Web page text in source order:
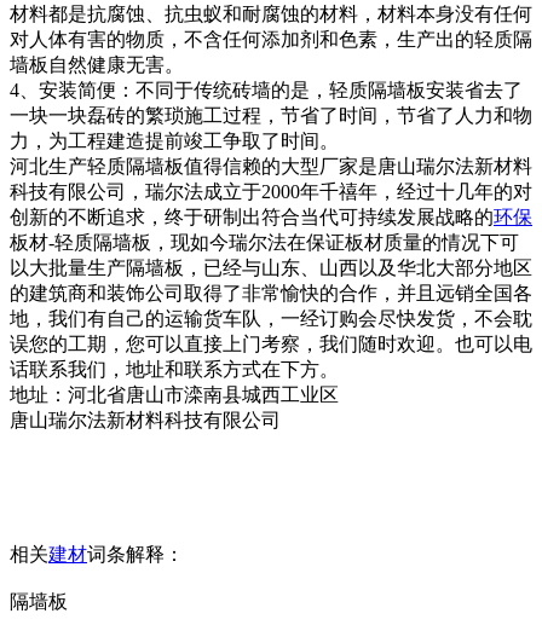
材料都是抗腐蚀、抗虫蚁和耐腐蚀的材料，材料本身没有任何
对人体有害的物质，不含任何添加剂和色素，生产出的轻质隔
墙板自然健康无害。
4、安装简便：不同于传统砖墙的是，轻质隔墙板安装省去了
一块一块磊砖的繁琐施工过程，节省了时间，节省了人力和物
力，为工程建造提前竣工争取了时间。
河北生产轻质隔墙板值得信赖的大型厂家是唐山瑞尔法新材料
科技有限公司，瑞尔法成立于2000年千禧年，经过十几年的对
创新的不断追求，终于研制出符合当代可持续发展战略的环保
板材-轻质隔墙板，现如今瑞尔法在保证板材质量的情况下可
以大批量生产隔墙板，已经与山东、山西以及华北大部分地区
的建筑商和装饰公司取得了非常愉快的合作，并且远销全国各
地，我们有自己的运输货车队，一经订购会尽快发货，不会耽
误您的工期，您可以直接上门考察，我们随时欢迎。也可以电
话联系我们，地址和联系方式在下方。
地址：河北省唐山市滦南县城西工业区
唐山瑞尔法新材料科技有限公司
相关建材词条解释：
隔墙板